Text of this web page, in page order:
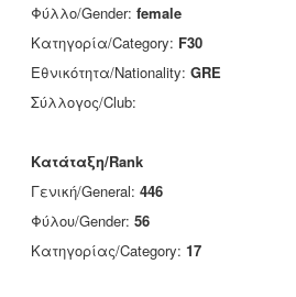
Φύλλο/Gender: female
Κατηγορία/Category: F30
Εθνικότητα/Nationality: GRE
Σύλλογος/Club:
Κατάταξη/Rank
Γενική/General: 446
Φύλου/Gender: 56
Κατηγορίας/Category: 17